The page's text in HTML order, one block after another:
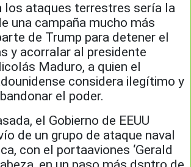
los ataques terrestres sería la
una campaña mucho más
de Trump para detener el
y acorralar al presidente
Maduro, a quien el
considera ilegítimo y
el poder.
el Gobierno de EEUU
de un grupo de ataque naval
con el portaaviones ‘Gerald